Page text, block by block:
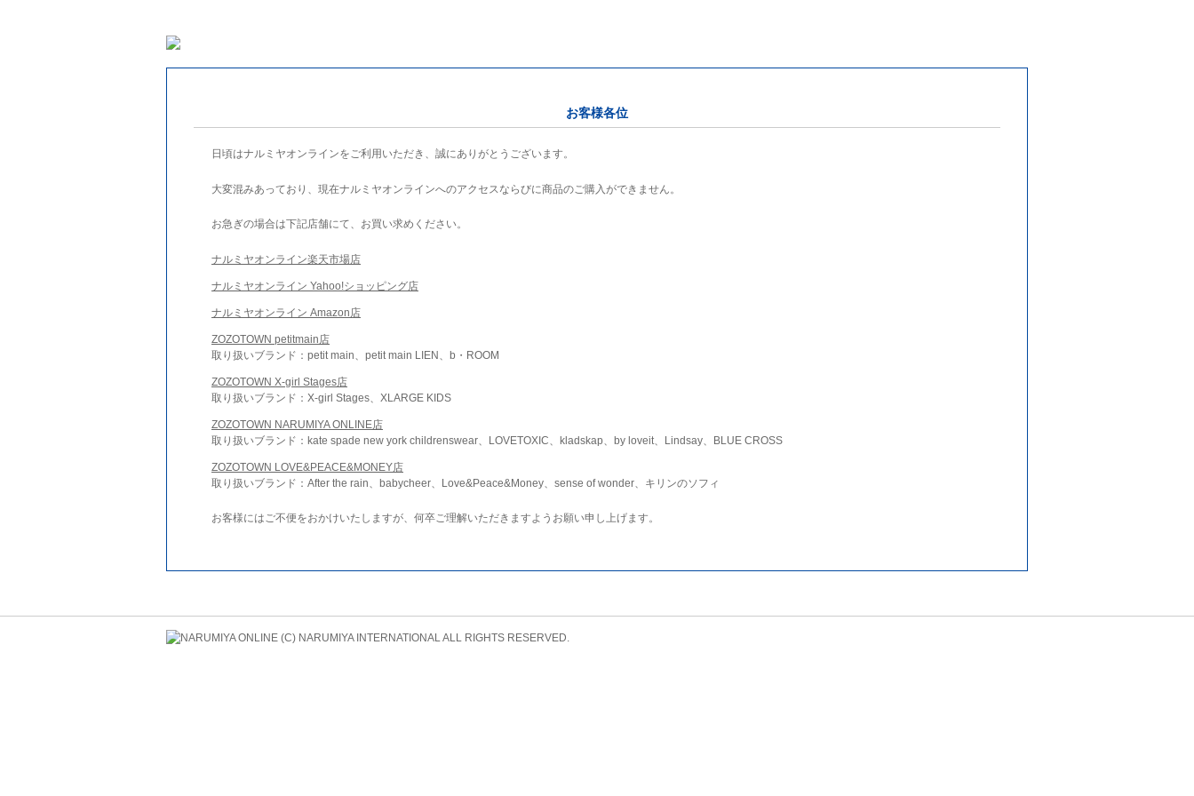
お客様各位
日頃はナルミヤオンラインをご利用いただき、誠にありがとうございます。
大変混みあっており、現在ナルミヤオンラインへのアクセスならびに商品のご購入ができません。
お急ぎの場合は下記店舗にて、お買い求めください。
ナルミヤオンライン楽天市場店
ナルミヤオンライン Yahoo!ショッピング店
ナルミヤオンライン Amazon店
ZOZOTOWN petitmain店
取り扱いブランド：petit main、petit main LIEN、b・ROOM
ZOZOTOWN X-girl Stages店
取り扱いブランド：X-girl Stages、XLARGE KIDS
ZOZOTOWN NARUMIYA ONLINE店
取り扱いブランド：kate spade new york childrenswear、LOVETOXIC、kladskap、by loveit、Lindsay、BLUE CROSS
ZOZOTOWN LOVE&PEACE&MONEY店
取り扱いブランド：After the rain、babycheer、Love&Peace&Money、sense of wonder、キリンのソフィ
お客様にはご不便をおかけいたしますが、何卒ご理解いただきますようお願い申し上げます。